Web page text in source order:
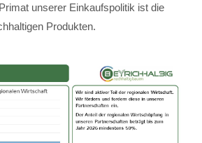
unserer Einkaufspolitik ist die
Produkten.